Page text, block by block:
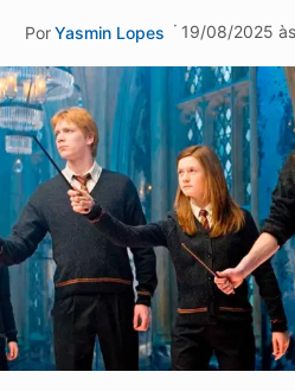
PorYasmin Lopes · 19/08/2025